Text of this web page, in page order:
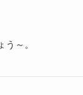
～。